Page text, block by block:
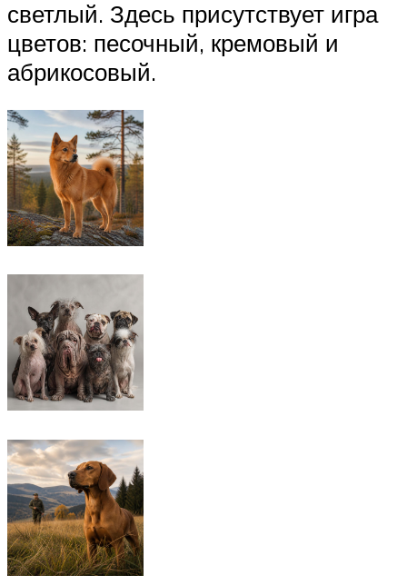
светлый. Здесь присутствует игра
цветов: песочный, кремовый и
абрикосовый.